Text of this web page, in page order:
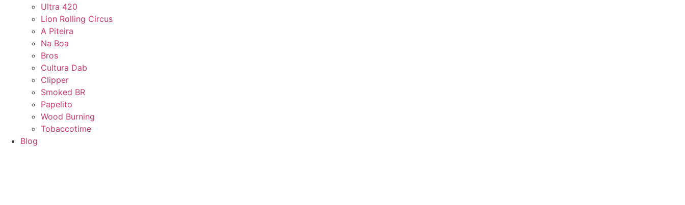
Ultra 420
Lion Rolling Circus
A Piteira
Na Boa
Bros
Cultura Dab
Clipper
Smoked BR
Papelito
Wood Burning
Tobaccotime
Blog